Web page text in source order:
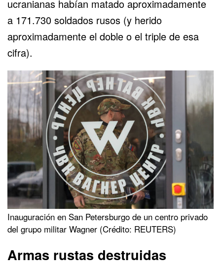
ucranianas habían matado aproximadamente
a 171.730 soldados rusos (y herido
aproximadamente el doble o el triple de esa
cifra).
Inauguración en San Petersburgo de un centro privado
del grupo militar Wagner (Crédito: REUTERS)
Armas rustas destruidas